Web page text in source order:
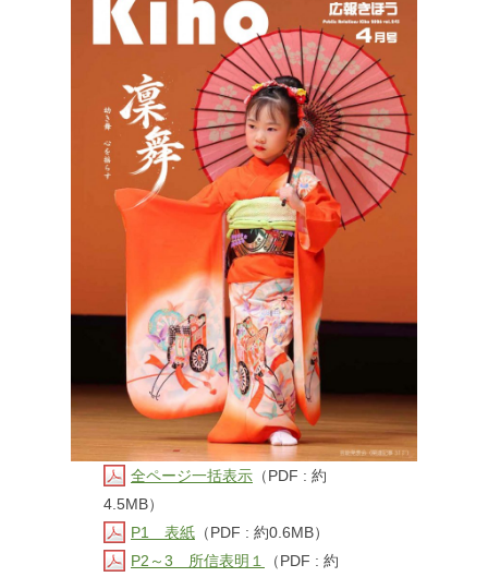
全ページ一括表示 （PDF : 約
4.5MB）
P1 表紙 （PDF : 約0.6MB）
P2～3 所信表明１
（PDF : 約